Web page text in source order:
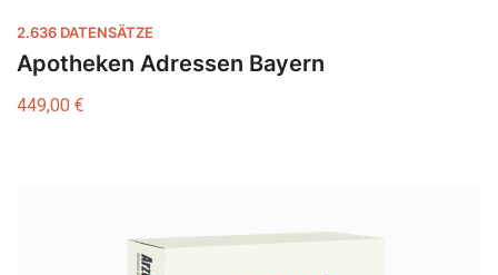
2.636 DATENSÄTZE
Apotheken Adressen Bayern
449,00€